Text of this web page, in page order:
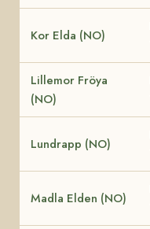
Kor Elda (NO)
Lillemor Fröya
(NO)
Lundrapp (NO)
Madla Elden (NO)